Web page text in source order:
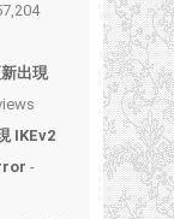
出現
IKEv2
-